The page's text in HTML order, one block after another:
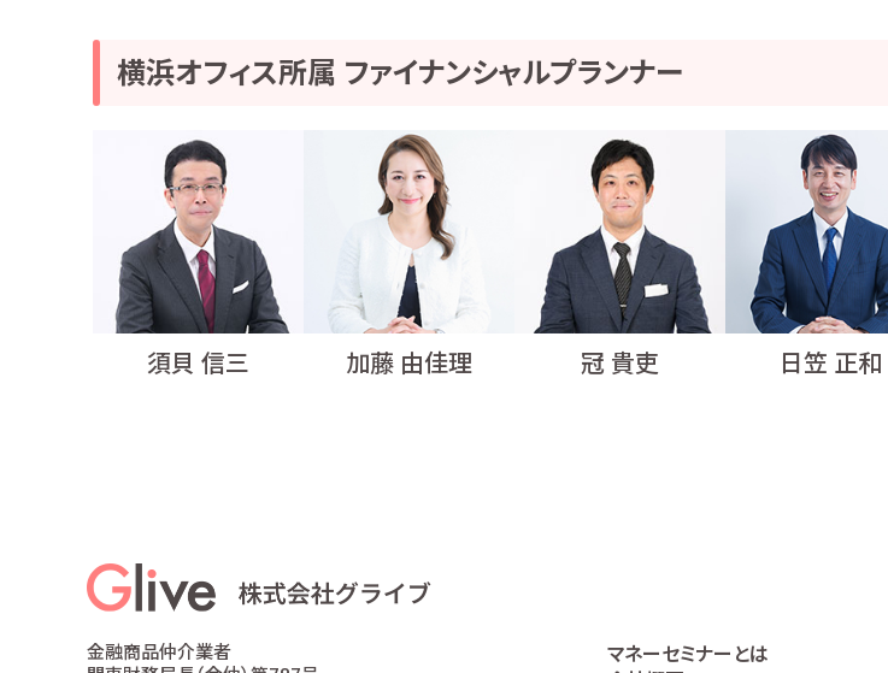
横浜オフィス所属 ファイナンシャルプランナー
須貝 信三 加藤 由佳理 冠 貴吏 日笠 正和
金融商品仲介業者
マネーセミナーとは